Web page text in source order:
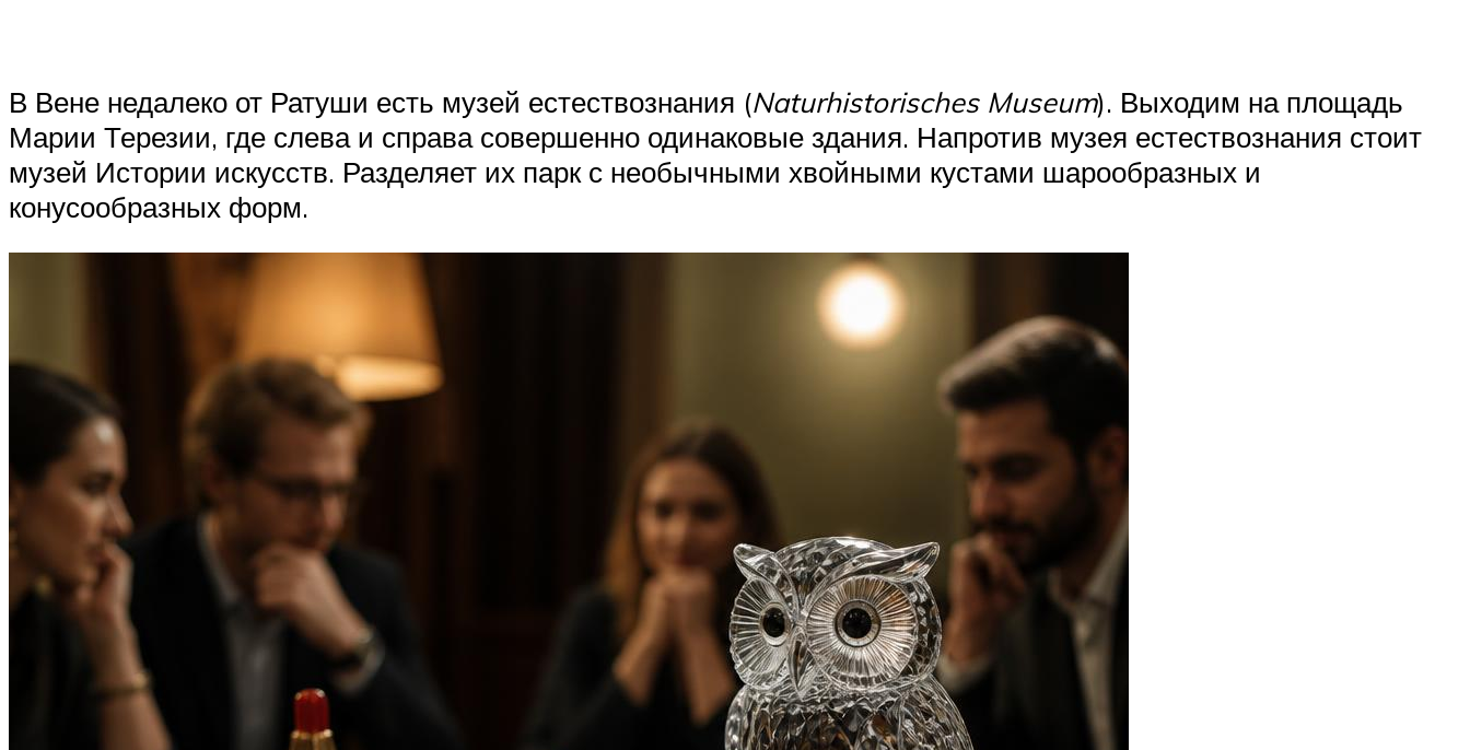
В Вене недалеко от Ратуши есть музей естествознания (Naturhistorisches Museum). Выходим на площадь
Марии Терезии, где слева и справа совершенно одинаковые здания. Напротив музея естествознания стоит
музей Истории искусств. Разделяет их парк с необычными хвойными кустами шарообразных и
конусообразных форм.